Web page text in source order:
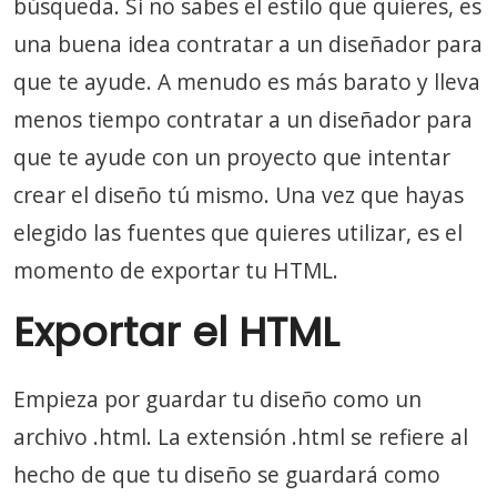
búsqueda. Si no sabes el estilo que quieres, es
una buena idea contratar a un diseñador para
que te ayude. A menudo es más barato y lleva
menos tiempo contratar a un diseñador para
que te ayude con un proyecto que intentar
crear el diseño tú mismo. Una vez que hayas
elegido las fuentes que quieres utilizar, es el
momento de exportar tu HTML.
Exportar el HTML
Empieza por guardar tu diseño como un
archivo .html. La extensión .html se refiere al
hecho de que tu diseño se guardará como